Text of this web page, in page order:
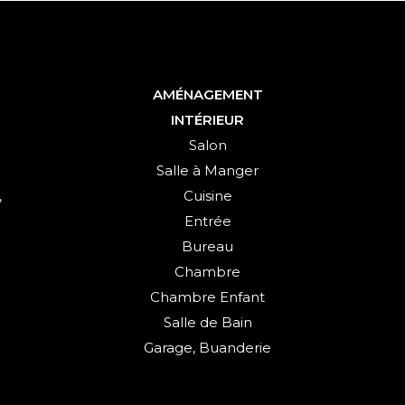
AMÉNAGEMENT
INTÉRIEUR
Salon
Salle à Manger
Cuisine
Entrée
Bureau
Chambre
Chambre Enfant
Salle de Bain
Garage, Buanderie